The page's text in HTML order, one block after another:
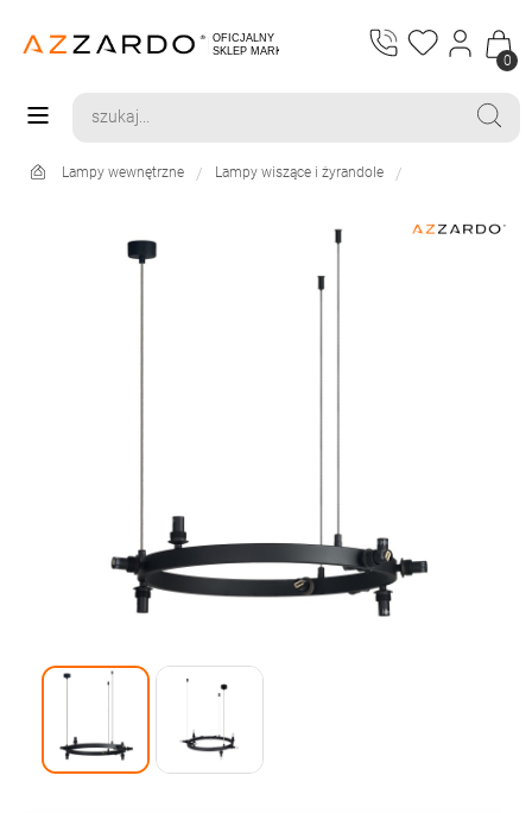
0
Lampy wewnętrzne Lampy wiszące i żyrandole